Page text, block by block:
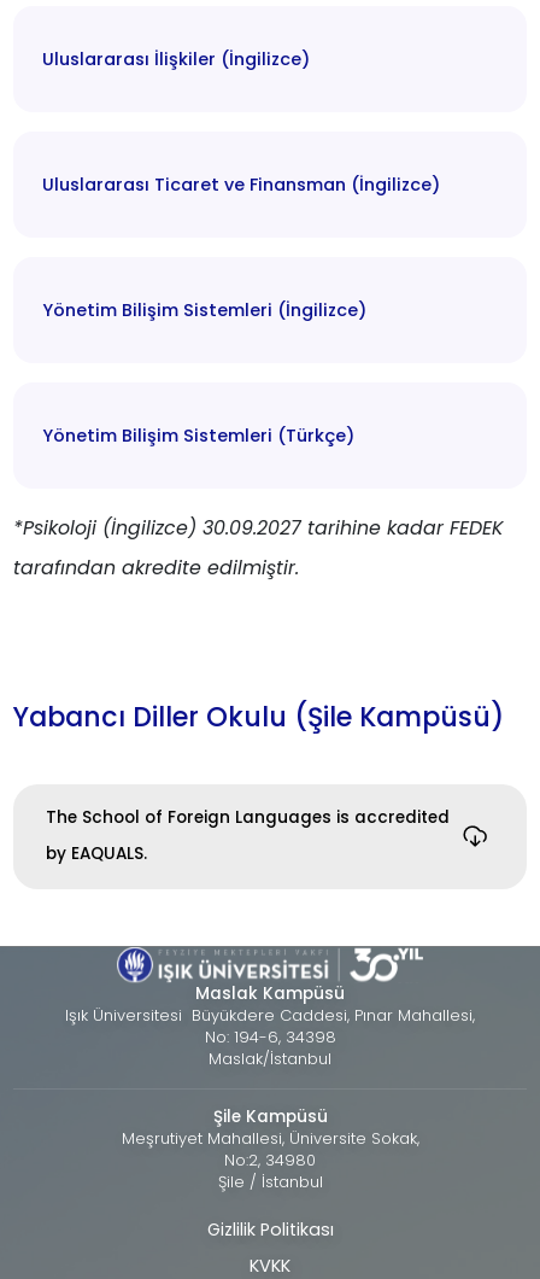
Uluslararası İlişkiler (İngilizce)
Uluslararası Ticaret ve Finansman (İngilizce)
Yönetim Bilişim Sistemleri (İngilizce)
Yönetim Bilişim Sistemleri (Türkçe)
*Psikoloji (İngilizce) 30.09.2027 tarihine kadar FEDEK
tarafından akredite edilmiştir.
Yabancı Diller Okulu (Şile Kampüsü)
The School of Foreign Languages is accredited
by EAQUALS.
Maslak Kampüsü
Işık Üniversitesi Büyükdere Caddesi, Pınar Mahallesi,
No: 194-6, 34398
Maslak/İstanbul
Şile Kampüsü
Meşrutiyet Mahallesi, Üniversite Sokak,
No:2, 34980
Şile / İstanbul
Alt
bilgi
Gizlilik Politikası
KVKK